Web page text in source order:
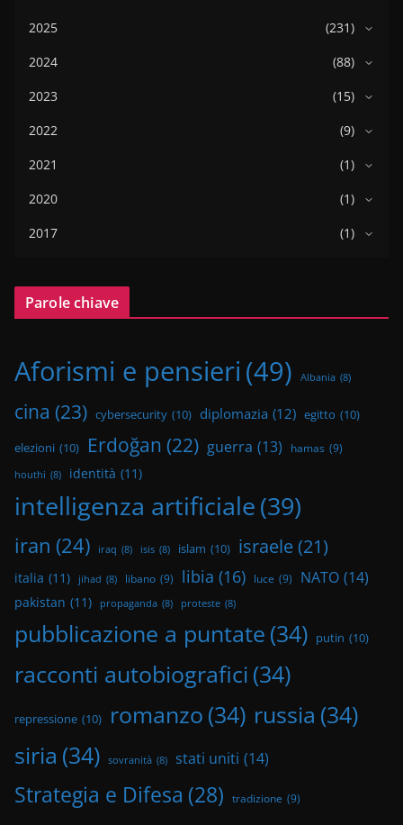
2025
(231)
2024
(88)
2023
(15)
2022
(9)
2021
(1)
2020
(1)
2017
(1)
Parole chiave
Aforismi e pensieri (49) Albania (8)
cina (23) cybersecurity (10) diplomazia (12) egitto (10)
elezioni (10) Erdoğan (22) guerra (13) hamas (9)
houthi (8) identità (11)
intelligenza artificiale(39)
iran (24) iraq (8) isis (8) islam (10) israele(21)
italia (11) jihad (8) libano (9) libia (16) luce (9) NATO (14)
pakistan (11) propaganda (8) proteste (8)
pubblicazione a puntate (34) putin (10)
racconti autobiografici (34)
repressione (10) romanzo (34) russia (34)
siria (34) sovranità (8) stati uniti (14)
Strategia e Difesa (28) tradizione (9)